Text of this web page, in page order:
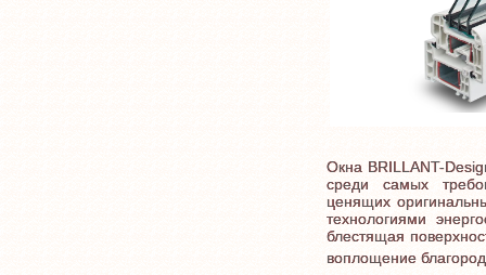
Окна BRILLANT-
среди самых
ценящих
технологиями
блестящая
воплощение